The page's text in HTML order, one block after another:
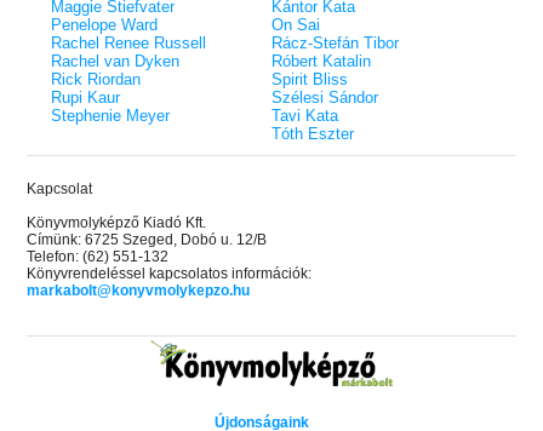
Maggie Stiefvater
Penelope Ward
Rachel Renee Russell
Rachel van Dyken
Rick Riordan
Rupi Kaur
Stephenie Meyer
Kántor Kata
On Sai
Rácz-Stefán Tibor
Róbert Katalin
Spirit Bliss
Szélesi Sándor
Tavi Kata
Tóth Eszter
Kapcsolat
Könyvmolyképző Kiadó Kft.
Címünk: 6725 Szeged, Dobó u. 12/B
Telefon: (62) 551-132
Könyvrendeléssel kapcsolatos információk:
markabolt@konyvmolykepzo.hu
Újdonságaink